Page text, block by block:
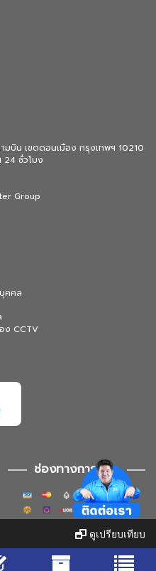
มบิน เขตดอนเมือง กรุงเทพฯ 10210
ชั่วโมง
Group
คคล
ง CCTV
ช่องทางการชำระ
รติดตาม
ดูเปรียบเทียบ